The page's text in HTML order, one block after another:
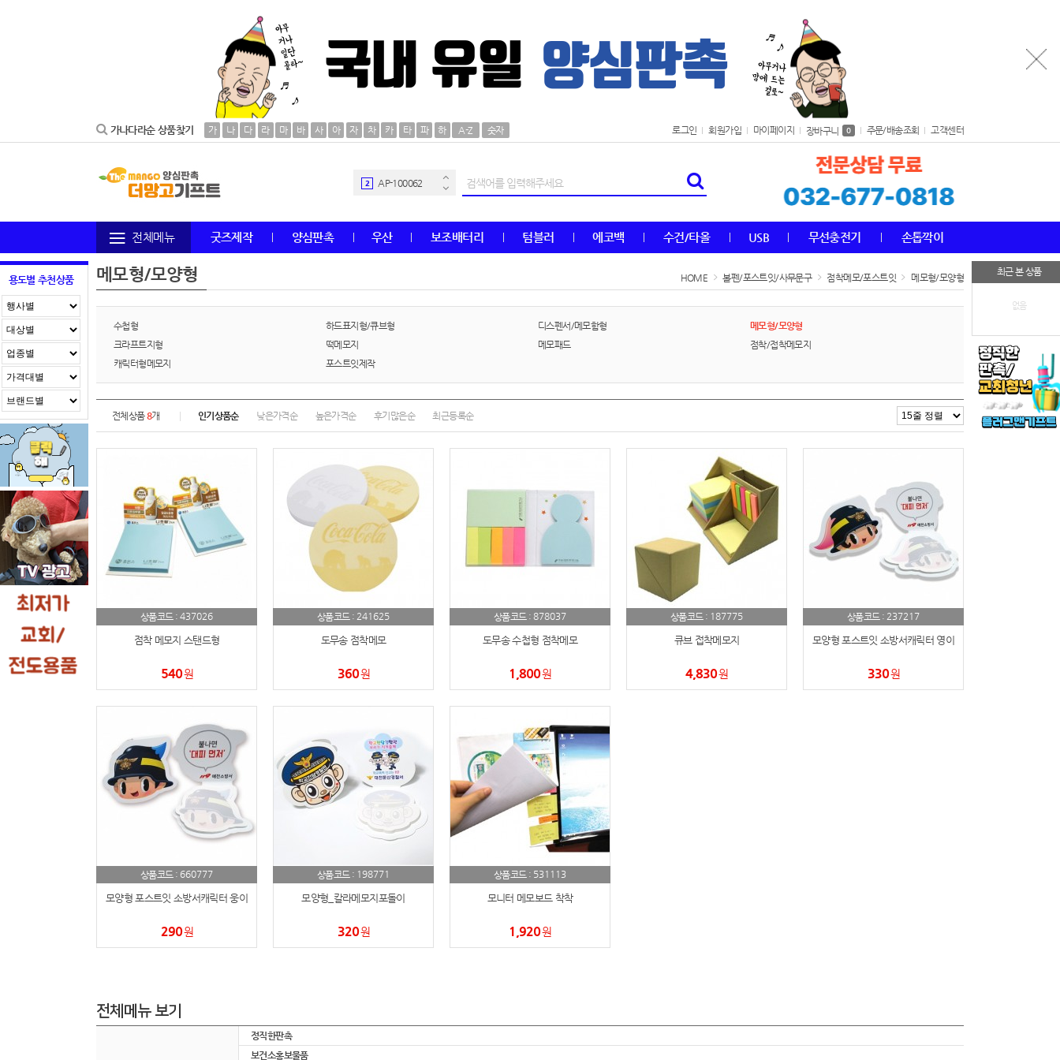
가나다라순 상품찾기 가 나 다 라 마 바 사 아 자 차 카 타 파 하 A-Z 숫자 로그인 회원가입 마이페이지 장바구니 0 주문/배송조회 고객센터
2 AP-100062
4 수건
볼펜
6 양심판촉
11 usb
보조배터리
송월타올
15 AP-100025
16
AP-100050
18 노트
스테들러
물티슈
22 티슈
24 손톱깍이
전체메뉴 굿즈제작 양심판촉 우산 보조배터리 텀블러 에코백 수건/타올 USB 무선충전기 손톱깍이
용도별 추천상품
최근 본 상품
없음
메모형/모양형 HOME 볼펜/포스트잇/사무문구 점착메모/포스트잇 메모형/모양형
수첩형 하드표지형/큐브형 디스펜서/메모함형
메모형/모양형
크라프트지형
떡메모지 메모패드
점착/접착메모지
캐릭터형메모지
포스트잇제작
전체상품8개 인기상품순 낮은가격순 높은가격순 후기많은순 최근등록순
상품코드 : 437026
점착 메모지 스탠드형
540원
상품코드 : 241625
도무송 점착메모
360원
상품코드 : 878037
도무송 수첩형 점착메모
1,800원
상품코드 : 187775
큐브 접착메모지
4,830원
상품코드 : 237217
모양형 포스트잇 소방서캐릭터 영이
330원
상품코드 : 660777
모양형 포스트잇 소방서캐릭터 웅이
290원
상품코드 : 198771
모양형_칼라메모지포돌이
320원
상품코드 : 531113
모니터 메모보드 착착
1,920원
전체메뉴 보기
정직한판촉
보건소홍보물품